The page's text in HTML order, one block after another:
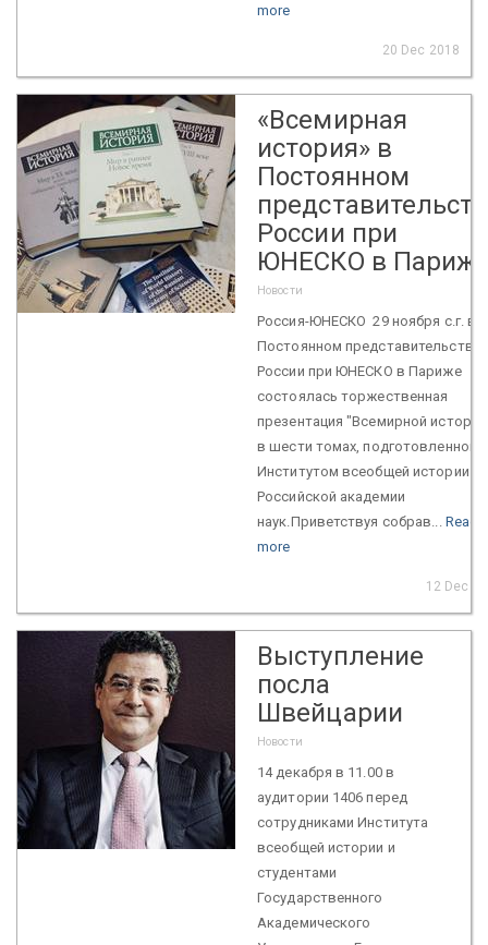
more
20 Dec 2018
«Всемирная
история» в
Постоянном
России при
ЮНЕСКО в
Новости
Россия-ЮНЕСКО 29 ноября с.г. в
Постоянном представительстве
России при ЮНЕСКО в Париже
состоялась торжественная
презентация "Всемирной
в шести томах, подготовленной
Институтом всеобщей истории
Российской академии
наук.Приветствуя собрав... Read
more
12 Dec
Выступление
посла
Швейцарии
Новости
14 декабря в 11.00 в
аудитории 1406 перед
сотрудниками Института
всеобщей истории и
студентами
Государственного
Академического